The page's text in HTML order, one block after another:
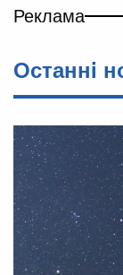
Реклама
Останнi